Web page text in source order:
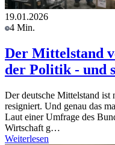
19.01.2026
4 Min.
Der Mittelstand
der Politik - und
Der deutsche Mittelstand
resigniert. Und genau das
Laut einer Umfrage des
Wirtschaft g…
Weiterlesen